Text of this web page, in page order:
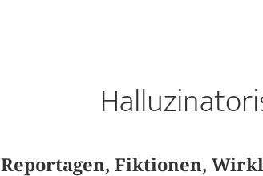
Reportagen, Fiktionen,